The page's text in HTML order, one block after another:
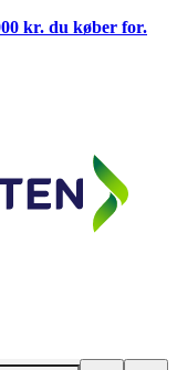
kr. du køber for.